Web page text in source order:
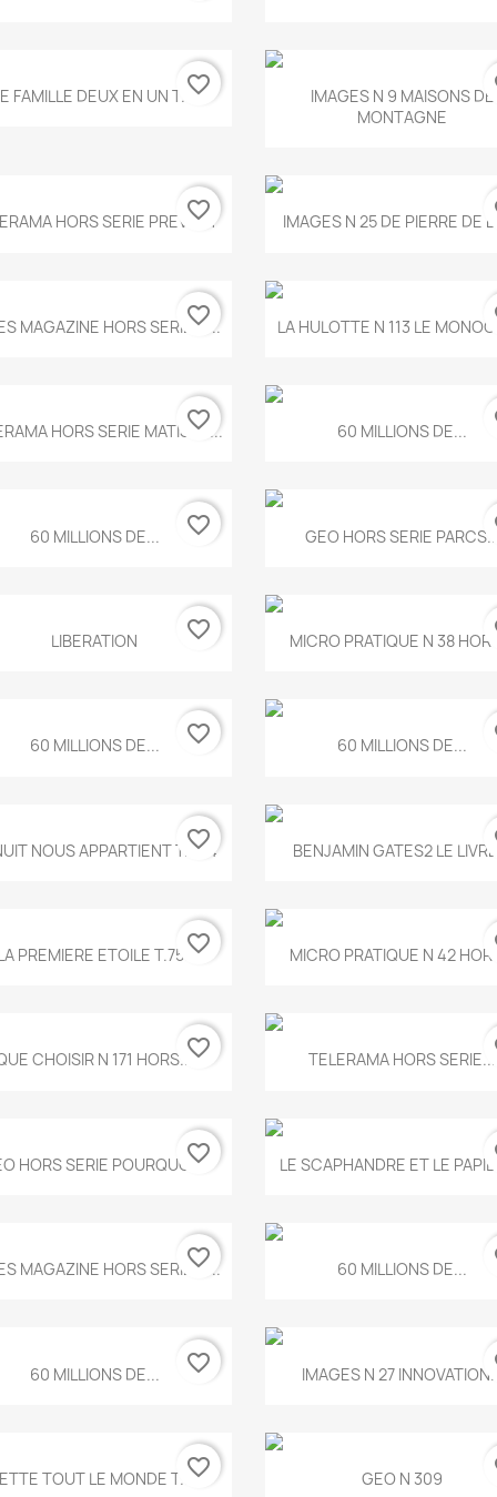
Aperçu rapide
FAMILLE DEUX EN UN T.675
favorite_border Aperçu rapide
IMAGES N 9 MAISONS DE
MONTAGNE
Aperçu rapide
HORS SERIE PREVERT
favorite_border Aperçu rapide
IMAGES N 25 DE PIERRE DE
Aperçu rapide
MAGAZINE HORS SERIE N...
favorite_border Aperçu rapide
LA HULOTTE N 113 LE
Aperçu rapide
HORS SERIE MATISSE...
favorite_border Aperçu rapide
60 MILLIONS DE...
Aperçu rapide
60 MILLIONS DE... favorite_border Aperçu rapide
GEO HORS SERIE
Aperçu rapide
LIBERATION favorite_border Aperçu rapide
MICRO PRATIQUE N 38
Aperçu rapide
60 MILLIONS DE... favorite_border Aperçu rapide
60 MILLIONS DE...
Aperçu rapide
NOUS APPARTIENT T.634
favorite_border Aperçu rapide
BENJAMIN GATES2 LE
Aperçu rapide
PREMIERE ETOILE T.755favorite_border Aperçu rapide
MICRO PRATIQUE N 42
Aperçu rapide
CHOISIR N 171 HORS...favorite_border Aperçu rapide
TELERAMA HORS SERIE...
Aperçu rapide
HORS SERIE POURQUOI...
favorite_border Aperçu rapide
LE SCAPHANDRE ET LE
Aperçu rapide
MAGAZINE HORS SERIE N...
favorite_border Aperçu rapide
60 MILLIONS DE...
Aperçu rapide
60 MILLIONS DE... favorite_border Aperçu rapide
IMAGES N 27
Aperçu rapide
TOUT LE MONDE T.546
favorite_border Aperçu rapide
GEO N 309